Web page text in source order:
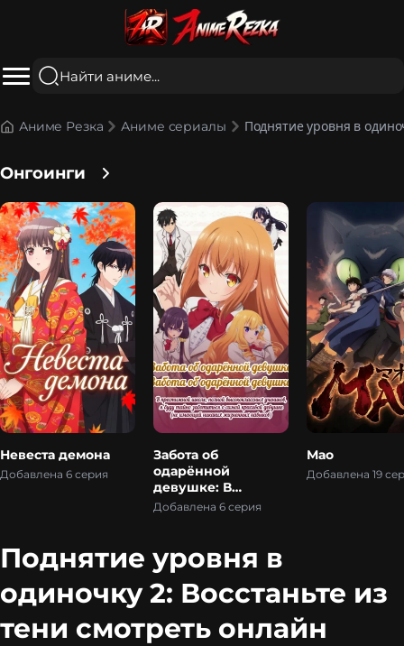
Аниме Резка Аниме сериалы Поднятие уровня в
Онгоинги
Невеста демона
Добавлена 6 серия
Забота об
одарённой
девушке: В
престижной
учеников, я буду
тайно заботиться о
самой красивой
девушке (не
жизненных
Добавлена 6 серия
Мао
Добавлена 19
Поднятие уровня в
одиночку 2: Восстаньте из
тени смотреть онлайн